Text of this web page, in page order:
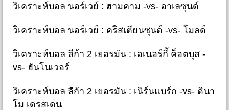
วิเคราะห์บอล นอร์เวย์ : ฮามคาม -vs- อาเลซุนด์
วิเคราะห์บอล นอร์เวย์ : คริสเตียนซุนด์ -vs- โมลด์
วิเคราะห์บอล ลีก้า 2 เยอรมัน : เอเนอร์กี้ ค็อตบุส -
vs- ฮันโนเวอร์
วิเคราะห์บอล ลีก้า 2 เยอรมัน : เนิร์นแบร์ก -vs- ดินา
โม เดรสเดน